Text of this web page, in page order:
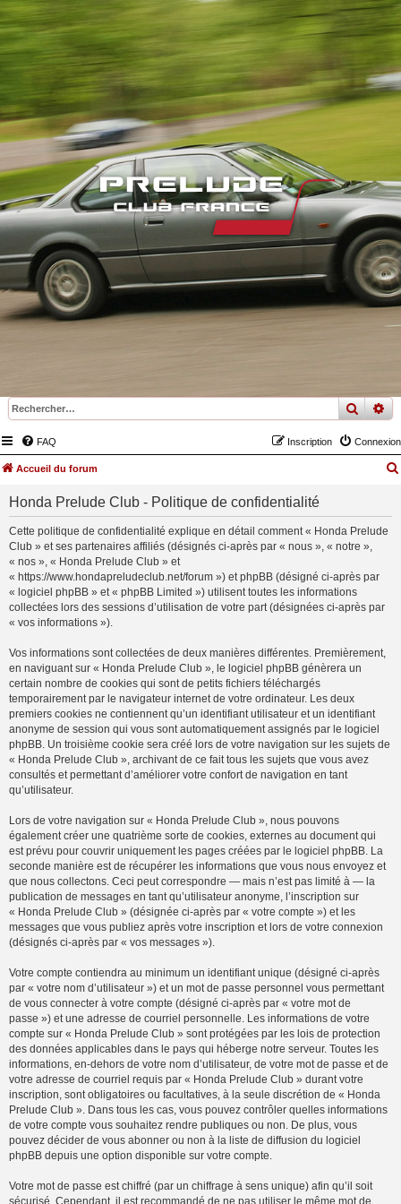
FAQ Connexion
Inscription
Accueil du forum
Honda Prelude Club - Politique de confidentialité
Cette politique de confidentialité explique en détail comment « Honda Prelude
Club » et ses partenaires affiliés (désignés ci-après par « nous », « notre »,
« nos », « Honda Prelude Club » et
« https://www.hondapreludeclub.net/forum ») et phpBB (désigné ci-après par
« logiciel phpBB » et « phpBB Limited ») utilisent toutes les informations
collectées lors des sessions d’utilisation de votre part (désignées ci-après par
« vos informations »).
Vos informations sont collectées de deux manières différentes. Premièrement,
en naviguant sur « Honda Prelude Club », le logiciel phpBB génèrera un
certain nombre de cookies qui sont de petits fichiers téléchargés
temporairement par le navigateur internet de votre ordinateur. Les deux
premiers cookies ne contiennent qu’un identifiant utilisateur et un identifiant
anonyme de session qui vous sont automatiquement assignés par le logiciel
phpBB. Un troisième cookie sera créé lors de votre navigation sur les sujets de
« Honda Prelude Club », archivant de ce fait tous les sujets que vous avez
consultés et permettant d’améliorer votre confort de navigation en tant
qu’utilisateur.
Lors de votre navigation sur « Honda Prelude Club », nous pouvons
également créer une quatrième sorte de cookies, externes au document qui
est prévu pour couvrir uniquement les pages créées par le logiciel phpBB. La
seconde manière est de récupérer les informations que vous nous envoyez et
que nous collectons. Ceci peut correspondre — mais n’est pas limité à — la
publication de messages en tant qu’utilisateur anonyme, l’inscription sur
« Honda Prelude Club » (désignée ci-après par « votre compte ») et les
messages que vous publiez après votre inscription et lors de votre connexion
(désignés ci-après par « vos messages »).
Votre compte contiendra au minimum un identifiant unique (désigné ci-après
par « votre nom d’utilisateur ») et un mot de passe personnel vous permettant
de vous connecter à votre compte (désigné ci-après par « votre mot de
passe ») et une adresse de courriel personnelle. Les informations de votre
compte sur « Honda Prelude Club » sont protégées par les lois de protection
des données applicables dans le pays qui héberge notre serveur. Toutes les
informations, en-dehors de votre nom d’utilisateur, de votre mot de passe et de
votre adresse de courriel requis par « Honda Prelude Club » durant votre
inscription, sont obligatoires ou facultatives, à la seule discrétion de « Honda
Prelude Club ». Dans tous les cas, vous pouvez contrôler quelles informations
de votre compte vous souhaitez rendre publiques ou non. De plus, vous
pouvez décider de vous abonner ou non à la liste de diffusion du logiciel
phpBB depuis une option disponible sur votre compte.
Votre mot de passe est chiffré (par un chiffrage à sens unique) afin qu’il soit
sécurisé. Cependant, il est recommandé de ne pas utiliser le même mot de